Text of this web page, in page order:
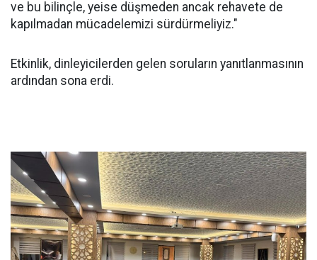
ve bu bilinçle, yeise düşmeden ancak rehavete de
kapılmadan mücadelemizi sürdürmeliyiz."
Etkinlik, dinleyicilerden gelen soruların yanıtlanmasının
ardından sona erdi.